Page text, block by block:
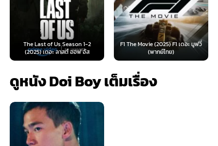
Last of Us Season 1-2
เดอะ ลาสต์ ออฟ อัส
F1 The Movie (2025) F1 เดอะ มูฟวี่
Furiosa:
ดูหนัง Doi Boy เต็มเรื่อง